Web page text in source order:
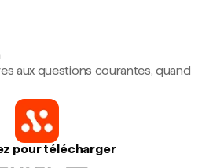
aux questions courantes, quand
pour télécharger